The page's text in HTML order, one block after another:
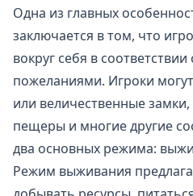
Одна из главных
заключается в том, что
вокруг себя в
пожеланиями. Игроки
или величественные
пещеры и многие другие
два основных режима:
Режим выживания